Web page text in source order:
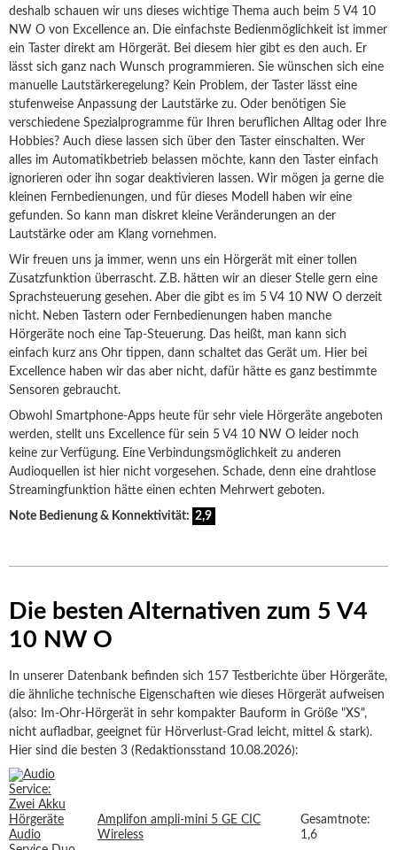
deshalb schauen wir uns dieses wichtige Thema auch beim 5 V4 10
NW O von Excellence an. Die einfachste Bedienmöglichkeit ist immer
ein Taster direkt am Hörgerät. Bei diesem hier gibt es den auch. Er
lässt sich ganz nach Wunsch programmieren. Sie wünschen sich eine
manuelle Lautstärkeregelung? Kein Problem, der Taster lässt eine
stufenweise Anpassung der Lautstärke zu. Oder benötigen Sie
verschiedene Spezialprogramme für Ihren beruflichen Alltag oder Ihre
Hobbies? Auch diese lassen sich über den Taster einschalten. Wer
alles im Automatikbetrieb belassen möchte, kann den Taster einfach
ignorieren oder ihn sogar deaktivieren lassen. Wir mögen ja gerne die
kleinen Fernbedienungen, und für dieses Modell haben wir eine
gefunden. So kann man diskret kleine Veränderungen an der
Lautstärke oder am Klang vornehmen.
Wir freuen uns ja immer, wenn uns ein Hörgerät mit einer tollen
Zusatzfunktion überrascht. Z.B. hätten wir an dieser Stelle gern eine
Sprachsteuerung gesehen. Aber die gibt es im 5 V4 10 NW O derzeit
nicht. Neben Tastern oder Fernbedienungen haben manche
Hörgeräte noch eine Tap-Steuerung. Das heißt, man kann sich
einfach kurz ans Ohr tippen, dann schaltet das Gerät um. Hier bei
Excellence haben wir das aber nicht, dafür hätte es ganz bestimmte
Sensoren gebraucht.
Obwohl Smartphone-Apps heute für sehr viele Hörgeräte angeboten
werden, stellt uns Excellence für sein 5 V4 10 NW O leider noch
keine zur Verfügung. Eine Verbindungsmöglichkeit zu anderen
Audioquellen ist hier nicht vorgesehen. Schade, denn eine drahtlose
Streamingfunktion hätte einen echten Mehrwert geboten.
Note Bedienung & Konnektivität: 2,9
Die besten Alternativen zum 5 V4
10 NW O
In unserer Datenbank befinden sich 157 Testberichte über Hörgeräte,
die ähnliche technische Eigenschaften wie dieses Hörgerät aufweisen
(also: Im-Ohr-Hörgerät in sehr kompakter Bauform in Größe "XS",
nicht aufladbar, geeignet für Hörverlust-Grad leicht, mittel & stark).
Hier sind die besten 3 (Redaktionsstand 10.08.2026):
Amplifon ampli-mini 5 GE CIC
Wireless
Gesamtnote:
1,6